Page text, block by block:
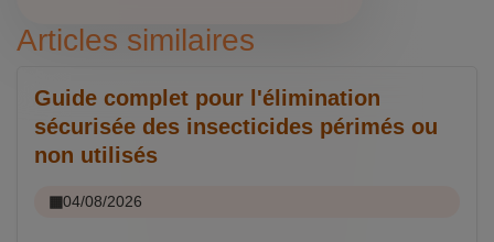
Articles similaires
Guide complet pour l'élimination
sécurisée des insecticides périmés ou
non utilisés
04/08/2026